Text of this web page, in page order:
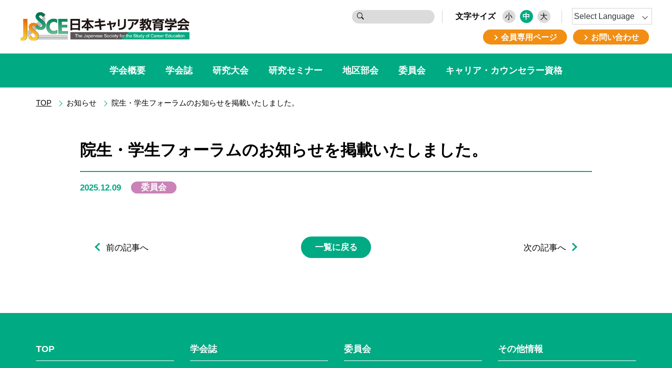
検
文字サイズ 小 中 大
会員専用ページ お問い合わせ
学会概要 学会誌 研究大会 研究セミナー 地区部会 委員会 キャリア・カウンセラー資格
TOP お知らせ 院生・学生フォーラムのお知らせを掲載いたしました。
院生・学生フォーラムのお知らせを掲載いたしました。
2025.12.09 委員会
前の記事へ 次の記事へ
一覧に戻る
TOP 学会誌 委員会 その他情報